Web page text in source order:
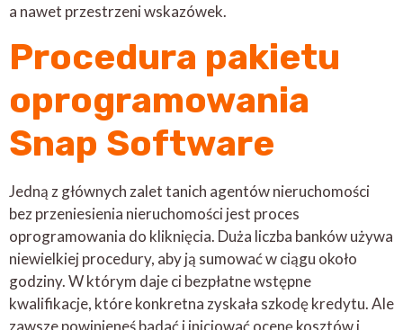
a nawet przestrzeni wskazówek.
Procedura pakietu
oprogramowania
Snap Software
Jedną z głównych zalet tanich agentów nieruchomości
bez przeniesienia nieruchomości jest proces
oprogramowania do kliknięcia. Duża liczba banków używa
niewielkiej procedury, aby ją sumować w ciągu około
godziny. W którym daje ci bezpłatne wstępne
kwalifikacje, które konkretna zyskała szkodę kredytu. Ale
zawsze powinieneś badać i inicjować ocenę kosztów i